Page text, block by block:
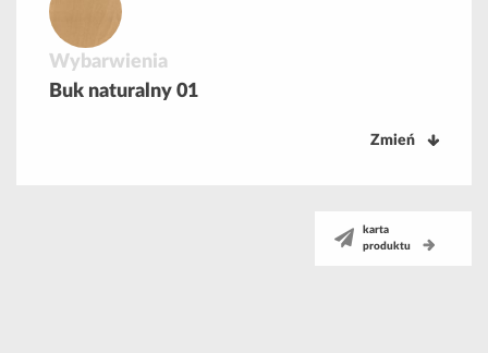
Wybarwienia
Buk naturalny 01
Zmień
karta
produktu